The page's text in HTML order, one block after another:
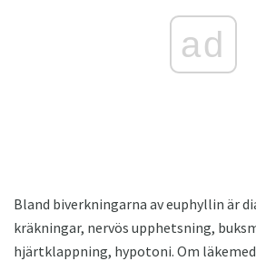
ad
Bland biverkningarna av euphyllin är
kräkningar, nervös upphetsning,
hjärtklappning, hypotoni. Om